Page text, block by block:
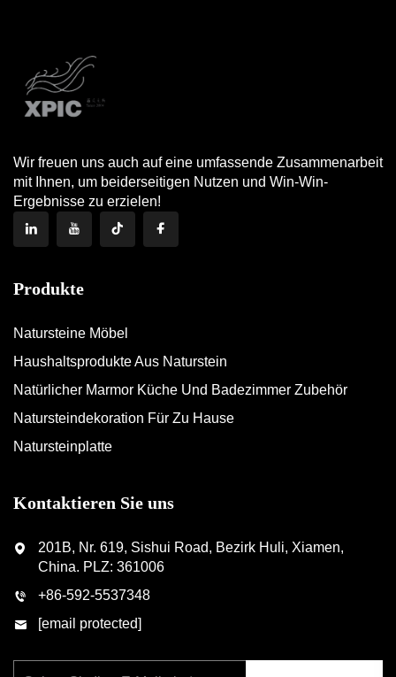
Wir freuen uns auch auf eine umfassende Zusammenarbeit
mit Ihnen, um beiderseitigen Nutzen und Win-Win-
Ergebnisse zu erzielen!
Produkte
Natursteine Möbel
Haushaltsprodukte Aus Naturstein
Natürlicher Marmor Küche Und Badezimmer Zubehör
Natursteindekoration Für Zu Hause
Natursteinplatte
Kontaktieren Sie uns
201B, Nr. 619, Sishui Road, Bezirk Huli, Xiamen,
China. PLZ: 361006
+86-592-5537348
[email protected]